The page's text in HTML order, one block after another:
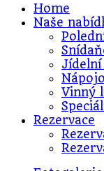
Home
Naše
Vinný
Rezervace